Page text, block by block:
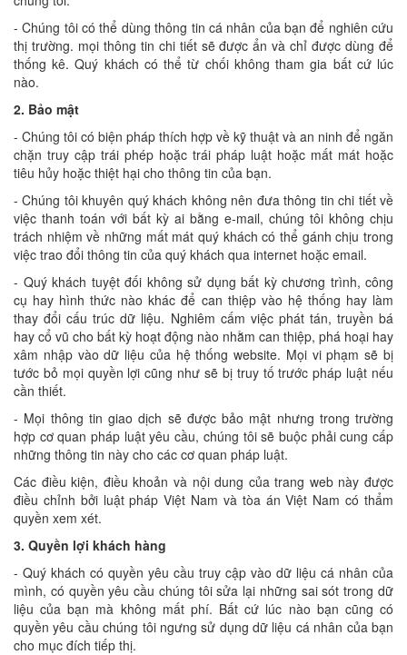
- Chúng tôi có thể dùng thông tin cá nhân của bạn để nghiên cứu
thị trường. mọi thông tin chi tiết sẽ được ẩn và chỉ được dùng để
thống kê. Quý khách có thể từ chối không tham gia bất cứ lúc
nào.
2. Bảo mật
- Chúng tôi có biện pháp thích hợp về kỹ thuật và an ninh để ngăn
chặn truy cập trái phép hoặc trái pháp luật hoặc mất mát hoặc
tiêu hủy hoặc thiệt hại cho thông tin của bạn.
- Chúng tôi khuyên quý khách không nên đưa thông tin chi tiết về
việc thanh toán với bất kỳ ai bằng e-mail, chúng tôi không chịu
trách nhiệm về những mất mát quý khách có thể gánh chịu trong
việc trao đổi thông tin của quý khách qua internet hoặc email.
- Quý khách tuyệt đối không sử dụng bất kỳ chương trình, công
cụ hay hình thức nào khác để can thiệp vào hệ thống hay làm
thay đổi cấu trúc dữ liệu. Nghiêm cấm việc phát tán, truyền bá
hay cổ vũ cho bất kỳ hoạt động nào nhằm can thiệp, phá hoại hay
xâm nhập vào dữ liệu của hệ thống website. Mọi vi phạm sẽ bị
tước bỏ mọi quyền lợi cũng như sẽ bị truy tố trước pháp luật nếu
cần thiết.
- Mọi thông tin giao dịch sẽ được bảo mật nhưng trong trường
hợp cơ quan pháp luật yêu cầu, chúng tôi sẽ buộc phải cung cấp
những thông tin này cho các cơ quan pháp luật.
Các điều kiện, điều khoản và nội dung của trang web này được
điều chỉnh bởi luật pháp Việt Nam và tòa án Việt Nam có thẩm
quyền xem xét.
3. Quyền lợi khách hàng
- Quý khách có quyền yêu cầu truy cập vào dữ liệu cá nhân của
mình, có quyền yêu cầu chúng tôi sửa lại những sai sót trong dữ
liệu của bạn mà không mất phí. Bất cứ lúc nào bạn cũng có
quyền yêu cầu chúng tôi ngưng sử dụng dữ liệu cá nhân của bạn
cho mục đích tiếp thị.